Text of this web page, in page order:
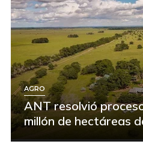
AGRO
ANT resolvió
millón de hectáreas